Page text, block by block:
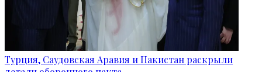
Турция, Саудовская Аравия и Пакистан раскрыли